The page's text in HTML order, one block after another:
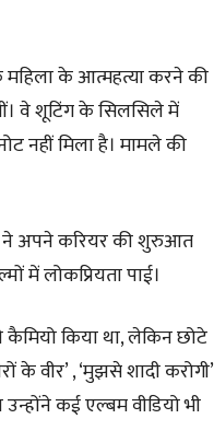
महिला के आत्महत्या करने की
वे शूटिंग के सिलसिले में
नहीं मिला है। मामले की
ने अपने करियर की शुरुआत
में लोकप्रियता पाई।
कैमियो किया था, लेकिन छोटे
वीर’ , ‘मुझसे शादी करोगी’
कई एल्बम वीडियो भी